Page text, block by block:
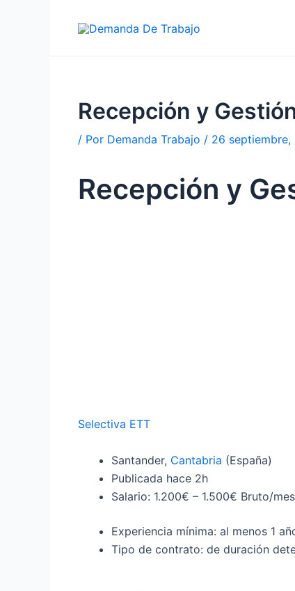
Recepción y
/ Por Demanda Trabajo / 26 septiembre,
Recepción y
Selectiva ETT
Santander, Cantabria (España)
Publicada hace 2h
Salario: 1.200€ – 1.500€ Bruto/mes
Experiencia mínima: al menos 1
Tipo de contrato: de duración